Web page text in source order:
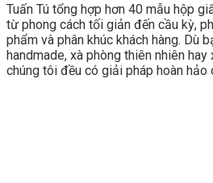
Tuấn Tú tổng hợp hơn 40 mẫu hộp
từ phong cách tối giản đến cầu kỳ,
phẩm và phân khúc khách hàng. Dù
handmade, xà phòng thiên nhiên
chúng tôi đều có giải pháp hoàn hảo